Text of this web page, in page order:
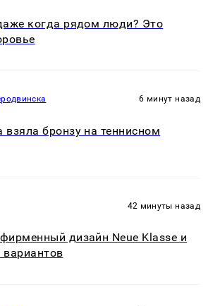
когда рядом люди? Это
6 минут назад
взяла бронзу на теннисном
42 минуты назад
дизайн Neue Klasse и
вариантов